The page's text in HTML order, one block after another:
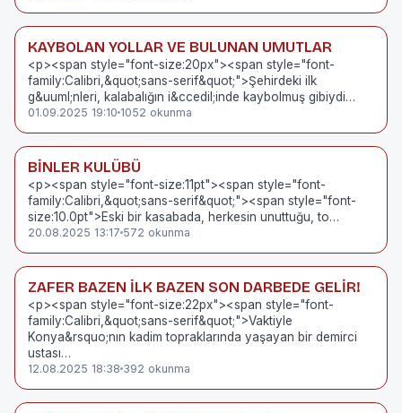
KAYBOLAN YOLLAR VE BULUNAN UMUTLAR
<p><span style="font-size:20px"><span style="font-
family:Calibri,&quot;sans-serif&quot;">Şehirdeki ilk
g&uuml;nleri, kalabalığın i&ccedil;inde kaybolmuş gibiydi…
01.09.2025 19:10 1052 okunma
BİNLER KULÜBÜ
<p><span style="font-size:11pt"><span style="font-
family:Calibri,&quot;sans-serif&quot;"><span style="font-
size:10.0pt">Eski bir kasabada, herkesin unuttuğu, to…
20.08.2025 13:17 572 okunma
ZAFER BAZEN İLK BAZEN SON DARBEDE GELİR!
<p><span style="font-size:22px"><span style="font-
family:Calibri,&quot;sans-serif&quot;">Vaktiyle
Konya&rsquo;nın kadim topraklarında yaşayan bir demirci
ustası…
12.08.2025 18:38 392 okunma